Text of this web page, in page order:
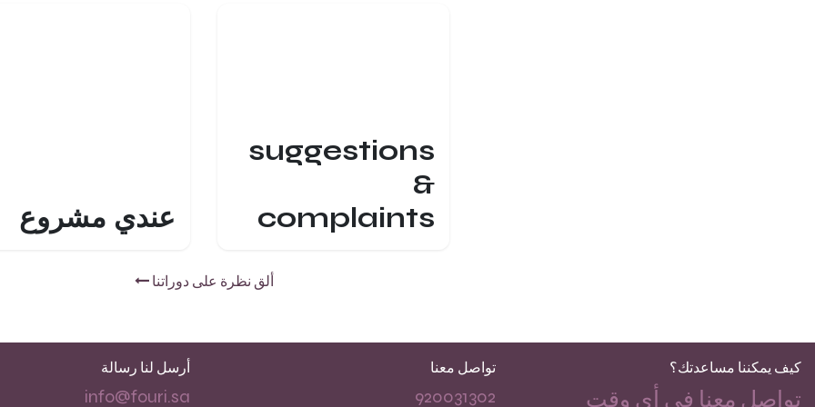
suggestions
&
complaints
عندي مشروع
ألق نظرة على دوراتنا
كيف يمكننا مساعدتك؟
تواصل معنا في أي وقت
تواصل معنا
920031302
أرسل لنا رسالة
info@fouri.sa